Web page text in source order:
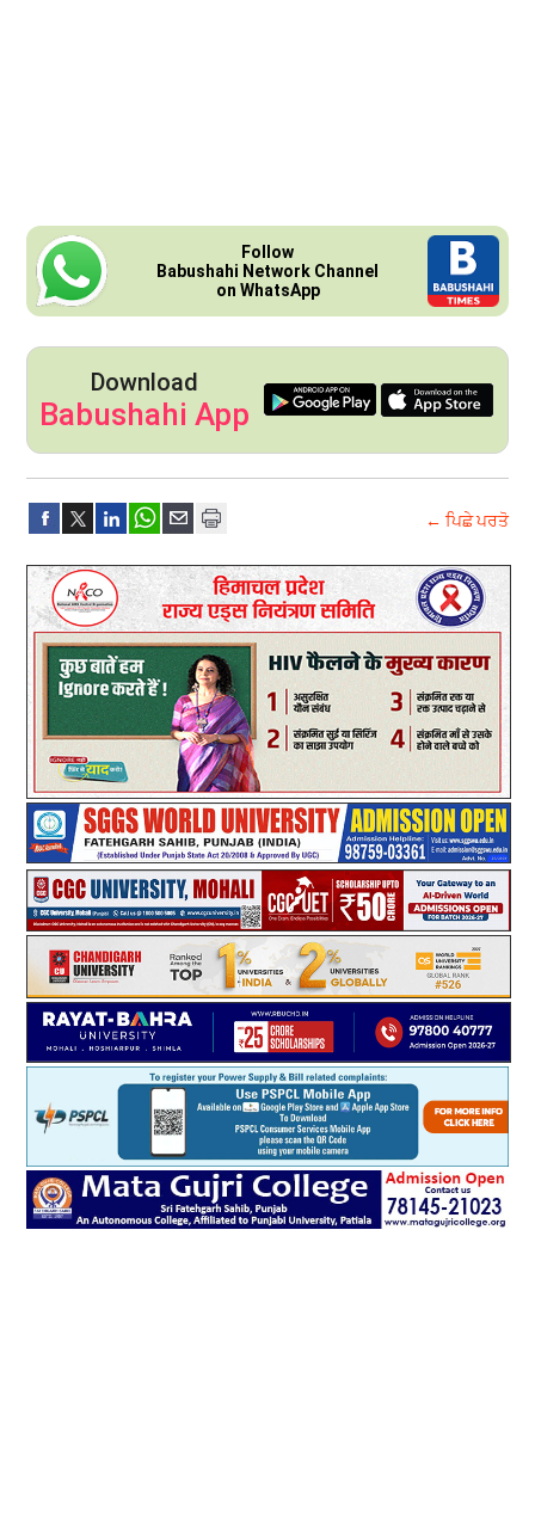
Follow
Babushahi Network Channel
on WhatsApp
Download
Babushahi App
← ਪਿਛੇ ਪਰਤੋ